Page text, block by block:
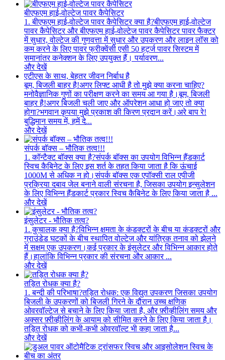
बीएफएम हाई-वोल्टेज पावर कैपेसिटर
1. बीएफएम हाई-वोल्टेज पावर कैपेसिटर क्या है?बीएफएम हाई-वोल्टेज
पावर कैपेसिटर और बीएफएम हाई-वोल्टेज पावर कैपेसिटर पावर फैक्टर
में सुधार, वोल्टेज की गुणवत्ता में सुधार और उपकरण और लाइन लॉस को
कम करने के लिए पावर फ्रीक्वेंसी एसी 50 हर्ट्ज पावर सिस्टम में
समानांतर कनेक्शन के लिए उपयुक्त हैं। पर्यावरण...
और देखें
एटीएस के साथ, बेहतर जीवन निर्बाध है
बूम, बिजली बाहर है!अगर लिफ्ट आधी है तो मुझे क्या करना चाहिए?
मनोवैज्ञानिक गुणों का परीक्षण करने का समय आ गया है।बूम, बिजली
बाहर है!अगर बिजली चली जाए और ऑपरेशन आधा हो जाए तो क्या
होगा?भगवान कृपया मुझे प्रकाश की किरण प्रदान करें।अरे बाप रे!
बुद्धिमान समय में, हमें दे...
और देखें
संपर्क बॉक्स – भौतिक तत्व!!!
1. कॉन्टैक्ट बॉक्स क्या है?संपर्क बॉक्स का उपयोग विभिन्न हैंडकार्ट
स्विच कैबिनेट के लिए इस शर्त के तहत किया जाता है कि ऊंचाई
1000M से अधिक न हो।संपर्क बॉक्स एक एपॉक्सी राल एपीजी
प्रक्रिया दबाव जेल बनाने वाली संरचना है, जिसका उपयोग इन्सुलेशन
के लिए विभिन्न हैंडकार्ट प्रकार स्विच कैबिनेट के लिए किया जाता है ...
और देखें
इंसुलेटर - भौतिक तत्व?
1. कुचालक क्या है?विभिन्न क्षमता के कंडक्टरों के बीच या कंडक्टरों और
ग्राउंडेड घटकों के बीच स्थापित वोल्टेज और यांत्रिक तनाव को झेलने
में सक्षम एक उपकरण।कई प्रकार के इंसुलेटर और विभिन्न आकार होते
हैं।हालांकि विभिन्न प्रकार की संरचना और आकार ...
और देखें
तड़ित रोधक क्या है?
1. बन्दी की परिभाषा?तड़ित रोधक: एक विद्युत उपकरण जिसका उपयोग
बिजली के उपकरणों को बिजली गिरने के दौरान उच्च क्षणिक
ओवरवॉल्टेज से बचाने के लिए किया जाता है, और फ़्रीव्हीलिंग समय और
अक्सर फ़्रीव्हीलिंग के आयाम को सीमित करने के लिए किया जाता है।
तड़ित रोधक को कभी-कभी ओवरवॉल्ट भी कहा जाता है...
और देखें